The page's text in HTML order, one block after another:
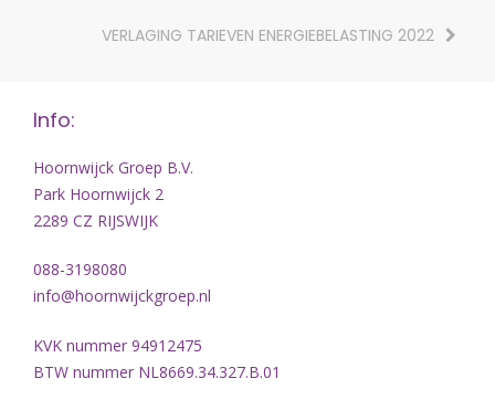
VERLAGING TARIEVEN ENERGIEBELASTING 2022
Info:
Hoornwijck Groep B.V.
Park Hoornwijck 2
2289 CZ RIJSWIJK
088-3198080
info@hoornwijckgroep.nl
KVK nummer 94912475
BTW nummer NL8669.34.327.B.01